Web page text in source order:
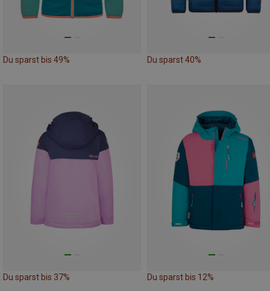
Du sparst bis 49% Du sparst 40%
Du sparst bis 37% Du sparst bis 12%